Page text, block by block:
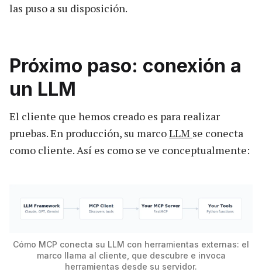
las puso a su disposición.
Próximo paso: conexión a
un LLM
El cliente que hemos creado es para realizar
pruebas. En producción, su marcoLLM se conecta
como cliente. Así es como se ve conceptualmente:
Cómo MCP conecta su LLM con herramientas externas: el
marco llama al cliente, que descubre e invoca
herramientas desde su servidor.